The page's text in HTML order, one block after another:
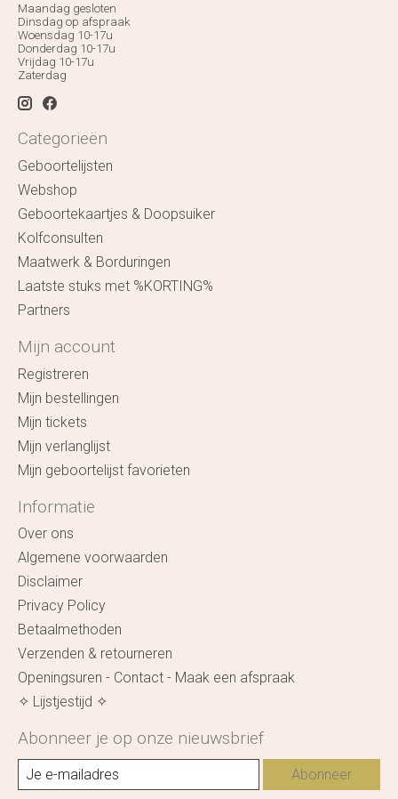
Maandag gesloten
Dinsdag op afspraak
Woensdag 10-17u
Donderdag 10-17u
Vrijdag 10-17u
Zaterdag
Categorieën
Geboortelijsten
Webshop
Geboortekaartjes & Doopsuiker
Kolfconsulten
Maatwerk & Borduringen
Laatste stuks met %KORTING%
Partners
Mijn account
Registreren
Mijn bestellingen
Mijn tickets
Mijn verlanglijst
Mijn geboortelijst favorieten
Informatie
Over ons
Algemene voorwaarden
Disclaimer
Privacy Policy
Betaalmethoden
Verzenden & retourneren
Openingsuren - Contact - Maak een afspraak
✧ Lijstjestijd ✧
Abonneer je op onze nieuwsbrief
Abonneer